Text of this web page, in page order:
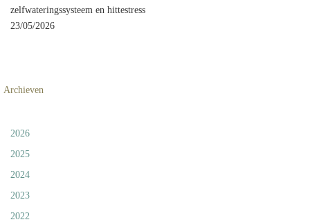
zelfwateringssysteem en hittestress
23/05/2026
Archieven
2026
2025
2024
2023
2022